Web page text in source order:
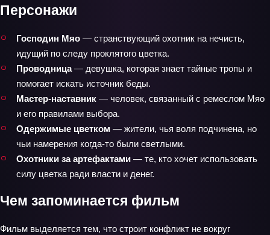
Персонажи
Господин Мяо — странствующий охотник на нечисть,
идущий по следу проклятого цветка.
Проводница— девушка, которая знает тайные тропы и
помогает искать источник беды.
Мастер‑наставник — человек, связанный с ремеслом Мяо
и его правилами выбора.
Одержимые цветком — жители, чья воля подчинена, но
чьи намерения когда-то были светлыми.
Охотники за артефактами — те, кто хочет использовать
силу цветка ради власти и денег.
Чем запоминается фильм
Фильм выделяется тем, что строит конфликт не вокруг